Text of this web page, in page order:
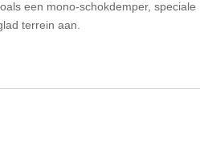
een mono-schokdemper, speciale
terrein aan.